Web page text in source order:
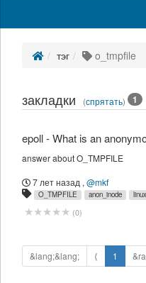
тэг o_tmpfile
закладки (спрятать) 1
answer about O_TMPFILE
7 лет назад , @mkf
O_TMPFILE anon_inode linux
(0)
&lang;&lang; ⟨ 1